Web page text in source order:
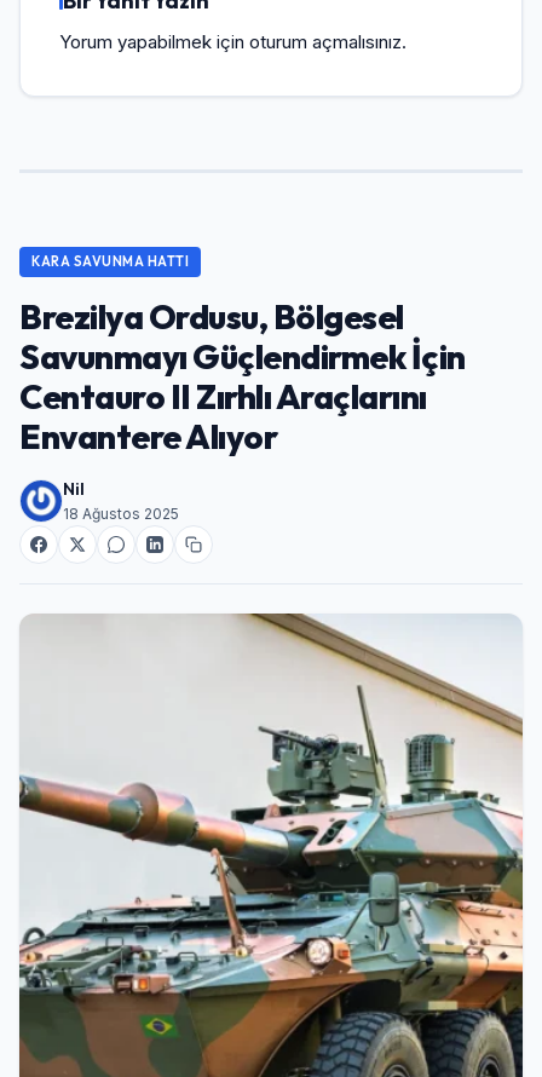
Yorum yapabilmek için oturum açmalısınız.
KARA SAVUNMA HATTI
Brezilya Ordusu, Bölgesel
Savunmayı Güçlendirmek İçin
Centauro II Zırhlı Araçlarını
Envantere Alıyor
Nil
18 Ağustos 2025